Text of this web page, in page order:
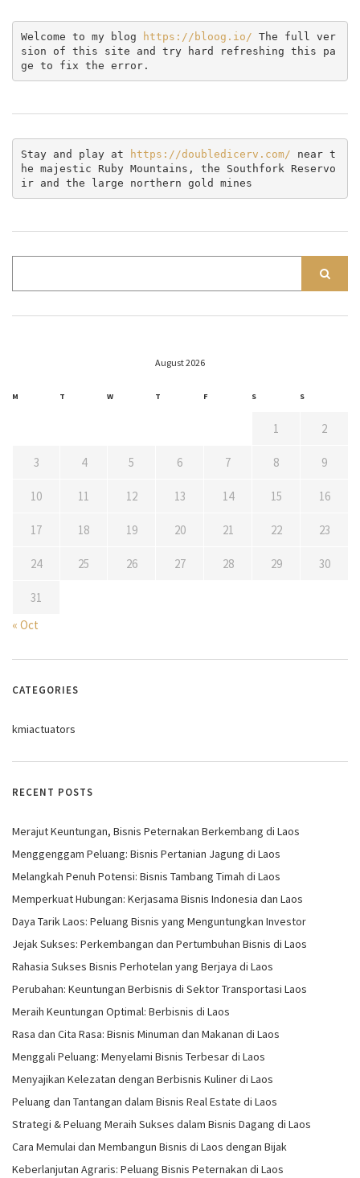
Welcome to my blog https://bloog.io/ The full ver
sion of this site and try hard refreshing this pa
ge to fix the error.
Stay and play at https://doubledicerv.com/ near t
he majestic Ruby Mountains, the Southfork Reservo
ir and the large northern gold mines
August 2026
M T W T F S S
1 2
3 4 5 6 7 8 9
10 11 12 13 14 15 16
17 18 19 20 21 22 23
24 25 26 27 28 29 30
31
« Oct
CATEGORIES
kmiactuators
RECENT POSTS
Merajut Keuntungan, Bisnis Peternakan Berkembang di Laos
Menggenggam Peluang: Bisnis Pertanian Jagung di Laos
Melangkah Penuh Potensi: Bisnis Tambang Timah di Laos
Memperkuat Hubungan: Kerjasama Bisnis Indonesia dan Laos
Daya Tarik Laos: Peluang Bisnis yang Menguntungkan Investor
Jejak Sukses: Perkembangan dan Pertumbuhan Bisnis di Laos
Rahasia Sukses Bisnis Perhotelan yang Berjaya di Laos
Perubahan: Keuntungan Berbisnis di Sektor Transportasi Laos
Meraih Keuntungan Optimal: Berbisnis di Laos
Rasa dan Cita Rasa: Bisnis Minuman dan Makanan di Laos
Menggali Peluang: Menyelami Bisnis Terbesar di Laos
Menyajikan Kelezatan dengan Berbisnis Kuliner di Laos
Peluang dan Tantangan dalam Bisnis Real Estate di Laos
Strategi & Peluang Meraih Sukses dalam Bisnis Dagang di Laos
Cara Memulai dan Membangun Bisnis di Laos dengan Bijak
Keberlanjutan Agraris: Peluang Bisnis Peternakan di Laos